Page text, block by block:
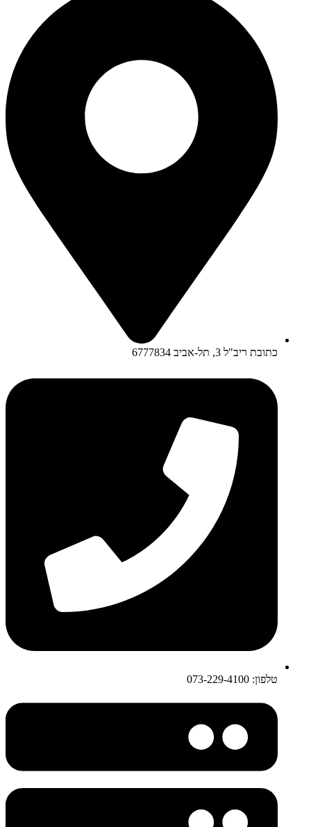
כתובת ריב"ל 3, תל-אביב 6777834
טלפון: 073-229-4100